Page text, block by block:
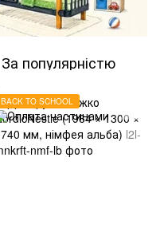
За популярністю
BACK TO SCHOOL